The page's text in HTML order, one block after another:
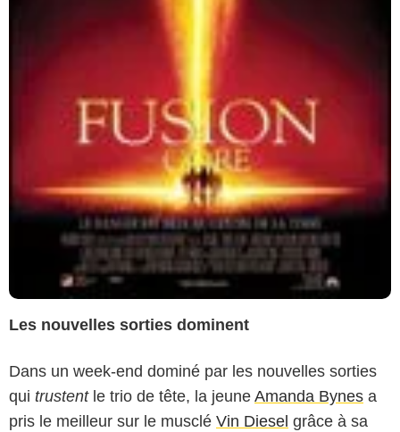
Les nouvelles sorties dominent
Dans un week-end dominé par les nouvelles sorties
qui trustentle trio de tête, la jeune Amanda Bynes a
pris le meilleur sur le musclé Vin Diesel grâce à sa